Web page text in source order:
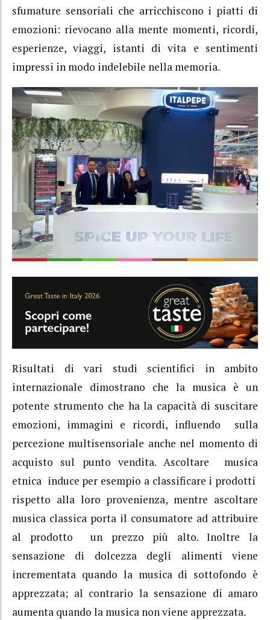
sfumature sensoriali che arricchiscono i piatti di
emozioni: rievocano alla mente momenti, ricordi,
esperienze, viaggi, istanti di vita e sentimenti
impressi in modo indelebile nella memoria.
Risultati di vari studi scientifici in ambito
internazionale dimostrano che la musica è un
potente strumento che ha la capacità di suscitare
emozioni, immagini e ricordi, influendo sulla
percezione multisensoriale anche nel momento di
acquisto sul punto vendita. Ascoltare musica
etnica induce per esempio a classificare i prodotti
rispetto alla loro provenienza, mentre ascoltare
musica classica porta il consumatore ad attribuire
al prodotto un prezzo più alto. Inoltre la
sensazione di dolcezza degli alimenti viene
incrementata quando la musica di sottofondo è
apprezzata; al contrario la sensazione di amaro
aumenta quando la musica non viene apprezzata.